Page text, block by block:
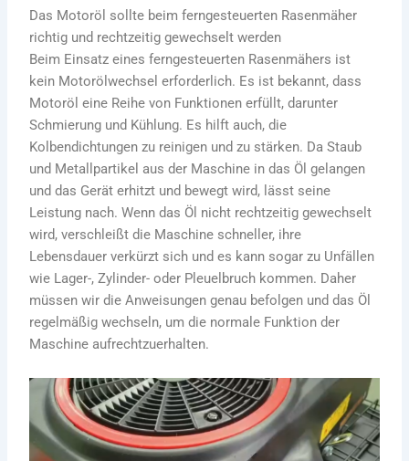
Das Motoröl sollte beim ferngesteuerten Rasenmäher
richtig und rechtzeitig gewechselt werden
Beim Einsatz eines ferngesteuerten Rasenmähers ist
kein Motorölwechsel erforderlich. Es ist bekannt, dass
Motoröl eine Reihe von Funktionen erfüllt, darunter
Schmierung und Kühlung. Es hilft auch, die
Kolbendichtungen zu reinigen und zu stärken. Da Staub
und Metallpartikel aus der Maschine in das Öl gelangen
und das Gerät erhitzt und bewegt wird, lässt seine
Leistung nach. Wenn das Öl nicht rechtzeitig gewechselt
wird, verschleißt die Maschine schneller, ihre
Lebensdauer verkürzt sich und es kann sogar zu Unfällen
wie Lager-, Zylinder- oder Pleuelbruch kommen. Daher
müssen wir die Anweisungen genau befolgen und das Öl
regelmäßig wechseln, um die normale Funktion der
Maschine aufrechtzuerhalten.